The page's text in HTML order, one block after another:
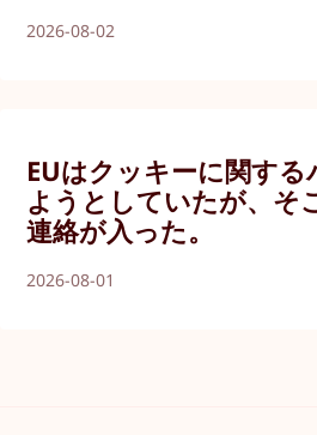
2026-08-02
EUはクッキーに関する
ようとしていたが、そ
連絡が入った。
2026-08-01